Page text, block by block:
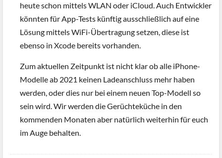
heute schon mittels WLAN oder iCloud. Auch Entwickler
könnten für App-Tests künftig ausschließlich auf eine
Lösung mittels WiFi-Übertragung setzen, diese ist
ebenso in Xcode bereits vorhanden.
Zum aktuellen Zeitpunkt ist nicht klar ob alle iPhone-
Modelle ab 2021 keinen Ladeanschluss mehr haben
werden, oder dies nur bei einem neuen Top-Modell so
sein wird. Wir werden die Gerüchteküche in den
kommenden Monaten aber natürlich weiterhin für euch
im Auge behalten.